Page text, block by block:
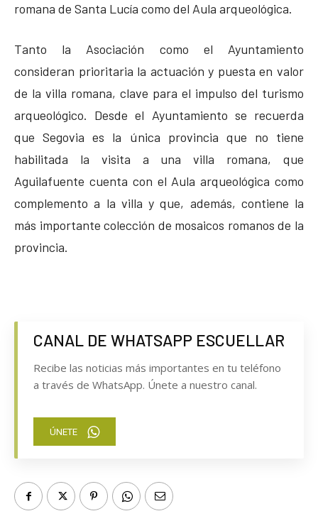
romana de Santa Lucía como del Aula arqueológica.
Tanto la Asociación como el Ayuntamiento
consideran prioritaria la actuación y puesta en valor
de la villa romana, clave para el impulso del turismo
arqueológico. Desde el Ayuntamiento se recuerda
que Segovia es la única provincia que no tiene
habilitada la visita a una villa romana, que
Aguilafuente cuenta con el Aula arqueológica como
complemento a la villa y que, además, contiene la
más importante colección de mosaicos romanos de la
provincia.
CANAL DE WHATSAPP ESCUELLAR
Recibe las noticias más importantes en tu teléfono
a través de WhatsApp. Únete a nuestro canal.
ÚNETE